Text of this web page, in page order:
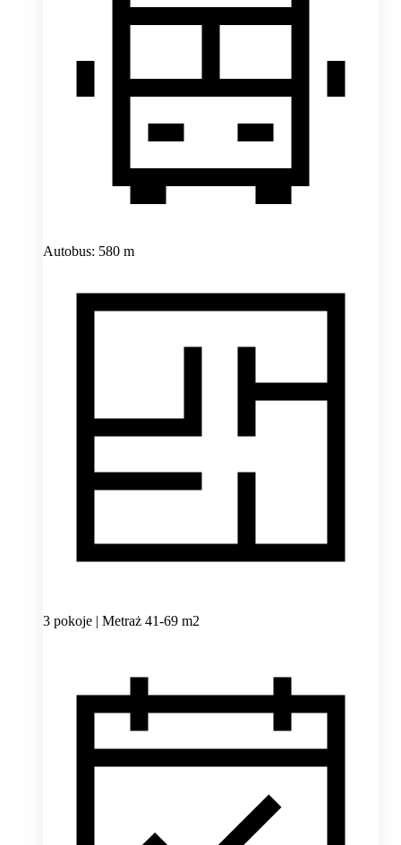
Autobus: 580 m
3 pokoje | Metraż 41-69 m2